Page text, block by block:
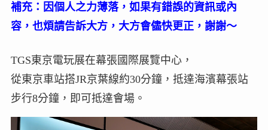
補充：因個人之力薄落，如果有錯誤的資訊或內
容，也煩請告訴大方，大方會儘快更正，謝謝～
TGS東京電玩展在幕張國際展覽中心，
從東京車站搭JR京葉線約30分鐘，抵達海濱幕張站
步行8分鐘，即可抵達會場。